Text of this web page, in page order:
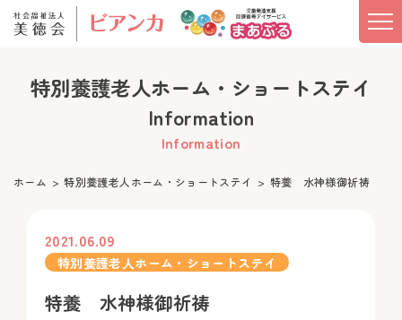
特別養護老人ホーム・ショートステイ
Information
Information
ホーム 特別養護老人ホーム・ショートステイ 特養 水神様御祈祷
2021.06.09
特別養護老人ホーム・ショートステイ
特養 水神様御祈祷